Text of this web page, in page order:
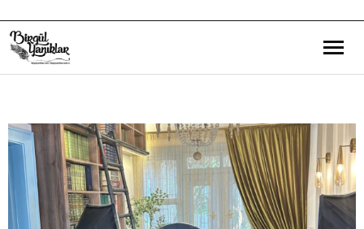
Eğitim Yazılarım
Gezi ve Kültür Yazılarım
Röportajlarım